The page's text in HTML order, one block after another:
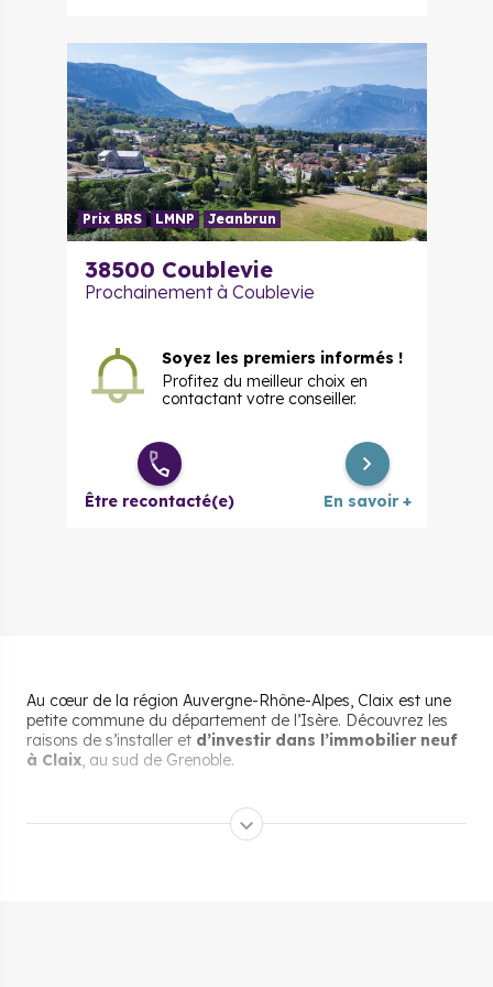
Prix BRS LMNP Jeanbrun
38500 Coublevie
Prochainement à Coublevie
Soyez les premiers informés !
Profitez du meilleur choix en
contactant votre conseiller.
Être recontacté(e) En savoir +
Au cœur de la région Auvergne-Rhône-Alpes, Claix est une
petite commune du département de l’Isère. Découvrez les
raisons de s’installer et d’investir dans l’immobilier neuf
à Claix, au sud de Grenoble.
Pourquoi s’installer et vivre